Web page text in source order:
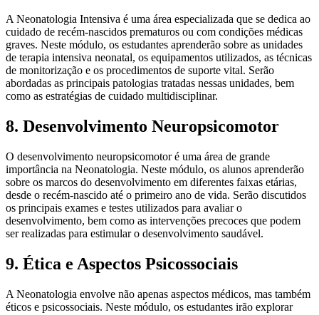
A Neonatologia Intensiva é uma área especializada que se dedica ao
cuidado de recém-nascidos prematuros ou com condições médicas
graves. Neste módulo, os estudantes aprenderão sobre as unidades
de terapia intensiva neonatal, os equipamentos utilizados, as técnicas
de monitorização e os procedimentos de suporte vital. Serão
abordadas as principais patologias tratadas nessas unidades, bem
como as estratégias de cuidado multidisciplinar.
8. Desenvolvimento Neuropsicomotor
O desenvolvimento neuropsicomotor é uma área de grande
importância na Neonatologia. Neste módulo, os alunos aprenderão
sobre os marcos do desenvolvimento em diferentes faixas etárias,
desde o recém-nascido até o primeiro ano de vida. Serão discutidos
os principais exames e testes utilizados para avaliar o
desenvolvimento, bem como as intervenções precoces que podem
ser realizadas para estimular o desenvolvimento saudável.
9. Ética e Aspectos Psicossociais
A Neonatologia envolve não apenas aspectos médicos, mas também
éticos e psicossociais. Neste módulo, os estudantes irão explorar